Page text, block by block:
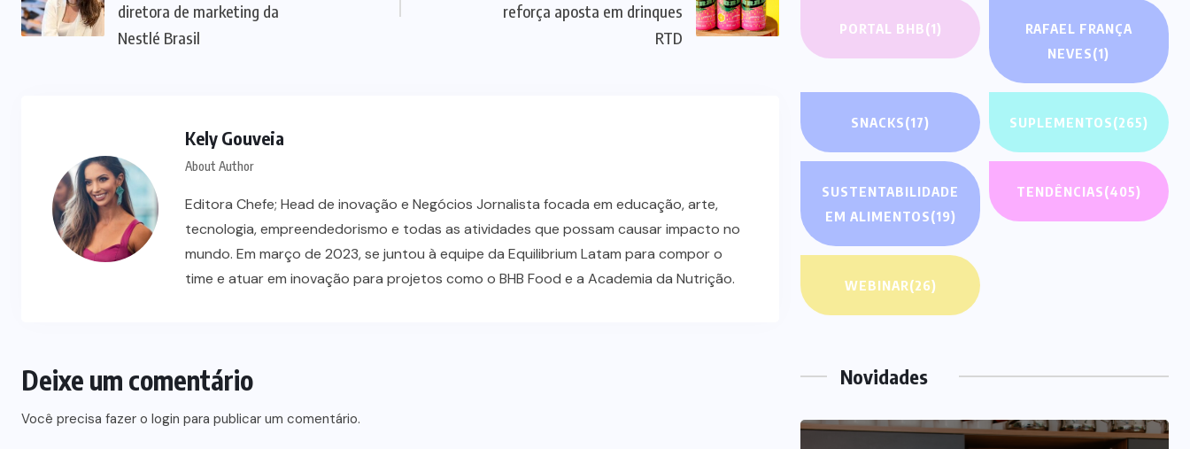
diretora de marketing da
Nestlé Brasil
reforça aposta em drinques
RTD
Kely Gouveia
About Author
Editora Chefe; Head de inovação e Negócios Jornalista focada em educação, arte,
tecnologia, empreendedorismo e todas as atividades que possam causar impacto no
mundo. Em março de 2023, se juntou à equipe da Equilibrium Latam para compor o
time e atuar em inovação para projetos como o BHB Food e a Academia da Nutrição.
Deixe um comentário
Você precisa fazer o login para publicar um comentário.
PORTAL BHB(1)
RAFAEL FRANÇA
NEVES(1)
SNACKS(17) SUPLEMENTOS(265)
SUSTENTABILIDADE
EM ALIMENTOS(19)
TENDÊNCIAS(405)
WEBINAR(26)
Novidades